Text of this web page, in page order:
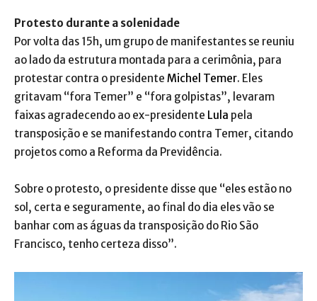
Protesto durante a solenidade
Por volta das 15h, um grupo de manifestantes se reuniu
ao lado da estrutura montada para a cerimônia, para
protestar contra o presidente Michel Temer. Eles
gritavam “fora Temer” e “fora golpistas”, levaram
faixas agradecendo ao ex-presidente Lula pela
transposição e se manifestando contra Temer, citando
projetos como a Reforma da Previdência.
Sobre o protesto, o presidente disse que “eles estão no
sol, certa e seguramente, ao final do dia eles vão se
banhar com as águas da transposição do Rio São
Francisco, tenho certeza disso”.